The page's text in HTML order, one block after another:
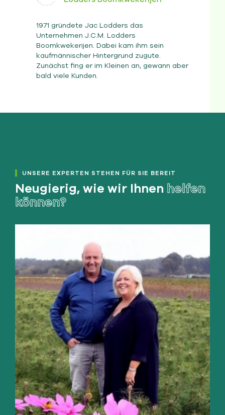
1971 gründete Jac Lodders das
Unternehmen J.C.M. Lodders
Boomkwekerijen. Dabei kam ihm sein
kaufmännischer Hintergrund zugute.
Zunächst fing er im Kleinen an, gewann aber
bald viele Kunden.
UNSERE EXPERTEN STEHEN FÜR SIE BEREIT
Neugierig, wie wir Ihnen helfen
können?